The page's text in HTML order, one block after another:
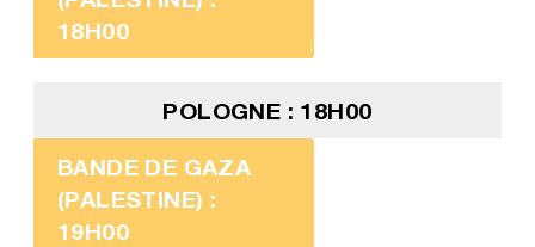
18H00
POLOGNE : 18H00
BANDE DE GAZA
(PALESTINE) :
19H00